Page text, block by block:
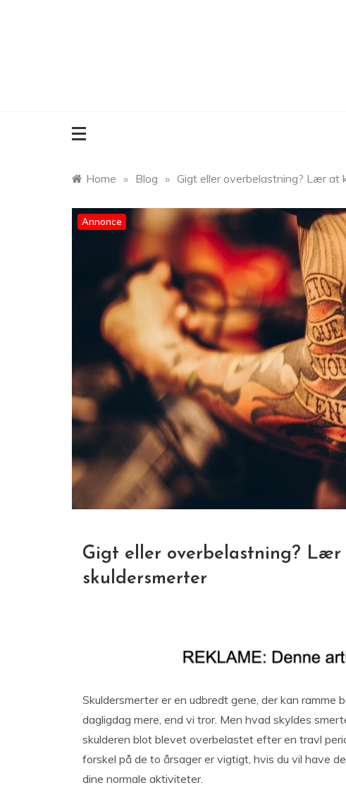
Home » Blog » Gigt eller overbelastning? Lær at
Annonce
Gigt eller overbelastning? Lær
skuldersmerter
Skuldersmerter er en udbredt gene, der kan
dagligdag mere, end vi tror. Men hvad skyldes
skulderen blot blevet overbelastet efter en travl
forskel på de to årsager er vigtigt, hvis du vil have
dine normale aktiviteter.